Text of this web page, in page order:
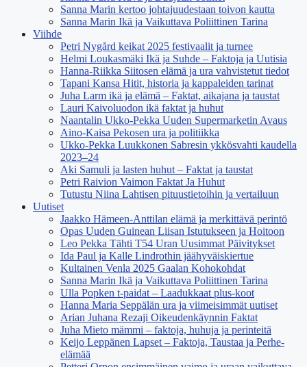
Sanna Marin kertoo johtajuudestaan toivon kautta
Sanna Marin Ikä ja Vaikuttava Poliittinen Tarina
Viihde
Petri Nygård keikat 2025 festivaalit ja turnee
Helmi Loukasmäki Ikä ja Suhde – Faktoja ja Uutisia
Hanna-Riikka Siitosen elämä ja ura vahvistetut tiedot
Tapani Kansa Hitit, historia ja kappaleiden tarinat
Juha Larm ikä ja elämä – Faktat, aikajana ja taustat
Lauri Kaivoluodon ikä faktat ja huhut
Naantalin Ukko-Pekka Uuden Supermarketin Avaus
Aino-Kaisa Pekosen ura ja politiikka
Ukko-Pekka Luukkonen Sabresin ykkösvahti kaudella
2023–24
Aki Samuli ja lasten huhut – Faktat ja taustat
Petri Raivion Vaimon Faktat Ja Huhut
Tutustu Niina Lahtisen pituustietoihin ja vertailuun
Uutiset
Jaakko Hämeen-Anttilan elämä ja merkittävä perintö
Opas Uuden Guinean Liisan Istutukseen ja Hoitoon
Leo Pekka Tähti T54 Uran Uusimmat Päivitykset
Ida Paul ja Kalle Lindrothin jäähyväiskiertue
Kultainen Venla 2025 Gaalan Kohokohdat
Sanna Marin Ikä ja Vaikuttava Poliittinen Tarina
Ulla Popken t-paidat – Laadukkaat plus-koot
Hanna Maria Seppälän ura ja viimeisimmät uutiset
Arian Juhana Rezaji Oikeudenkäynnin Faktat
Juha Mieto mämmi – faktoja, huhuja ja perinteitä
Keijo Leppänen Lapset – Faktoja, Taustaa ja Perhe-
elämää